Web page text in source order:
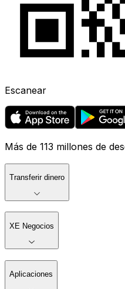
Escanear
Más de 113 millones de
Transferir dinero
XE Negocios
Aplicaciones